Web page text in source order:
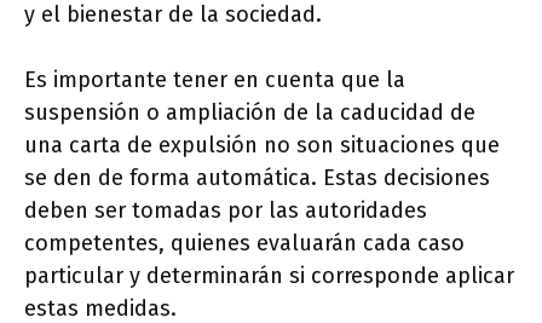
y el bienestar de la sociedad.
Es importante tener en cuenta que la
suspensión o ampliación de la caducidad de
una carta de expulsión no son situaciones que
se den de forma automática. Estas decisiones
deben ser tomadas por las autoridades
competentes, quienes evaluarán cada caso
particular y determinarán si corresponde aplicar
estas medidas.